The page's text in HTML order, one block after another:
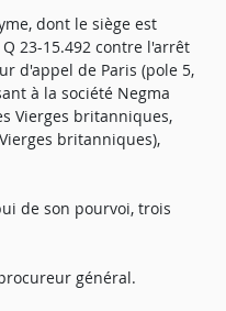
dont le siège est
23-15.492 contre l'arrêt
d'appel de Paris (pole 5,
à la société Negma
Vierges britanniques,
britanniques),
de son pourvoi, trois
général.